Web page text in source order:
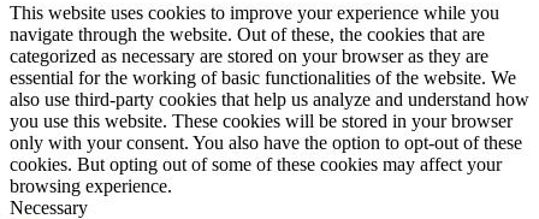
This website uses cookies to improve your experience while you
navigate through the website. Out of these, the cookies that are
categorized as necessary are stored on your browser as they are
essential for the working of basic functionalities of the website. We
also use third-party cookies that help us analyze and understand how
you use this website. These cookies will be stored in your browser
only with your consent. You also have the option to opt-out of these
cookies. But opting out of some of these cookies may affect your
browsing experience.
Necessary